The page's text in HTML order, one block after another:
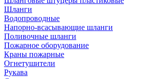
Шланги
Водопроводные
Напорно-всасывающие шланги
Поливочные шланги
Пожарное оборудование
Краны пожарные
Огнетушители
Рукава